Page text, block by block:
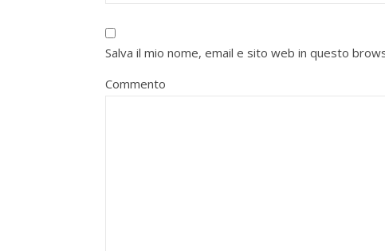
Salva il mio nome, email e sito web in questo
Commento